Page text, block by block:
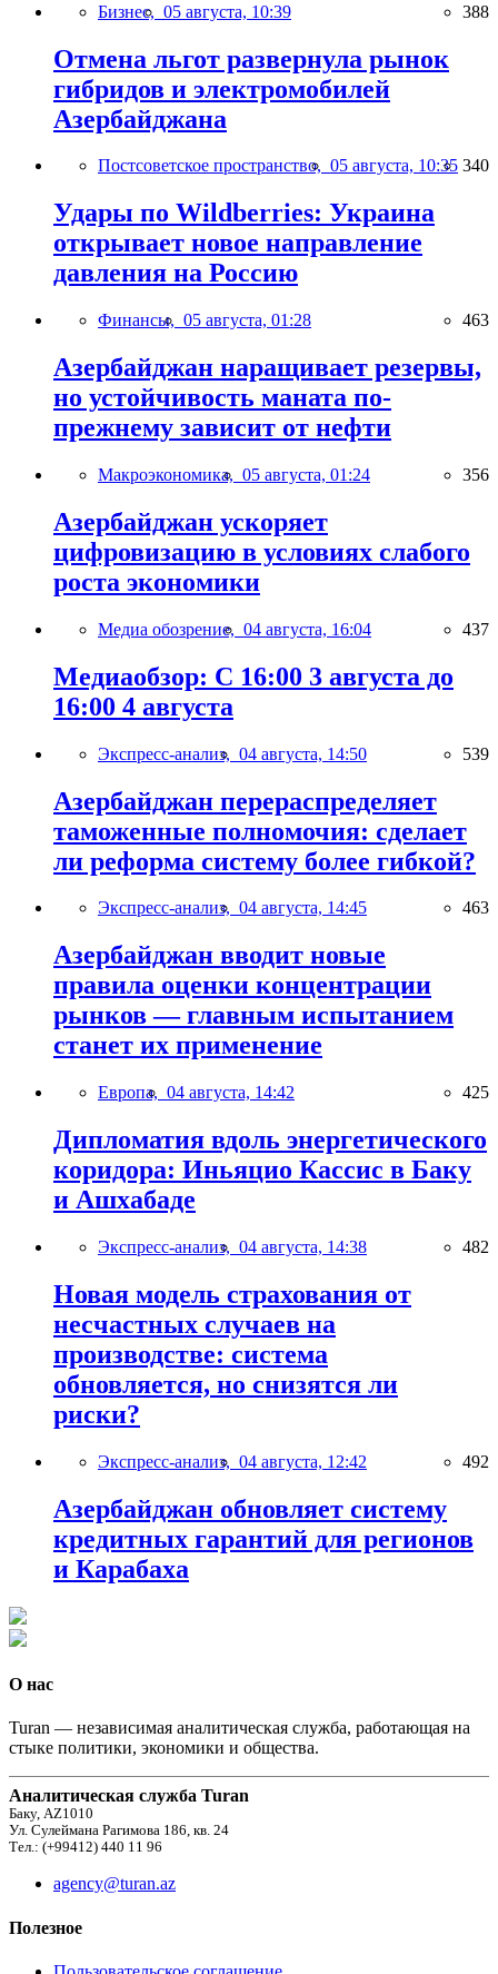
Бизнес, 05 августа, 10:39 388
Отмена льгот развернула рынок
гибридов и электромобилей
Азербайджана
Постсоветское пространство, 05 августа, 10:35 340
Удары по Wildberries: Украина
открывает новое направление
давления на Россию
Финансы, 05 августа, 01:28 463
Азербайджан наращивает резервы,
но устойчивость маната по-
прежнему зависит от нефти
Макроэкономика, 05 августа, 01:24 356
Азербайджан ускоряет
цифровизацию в условиях слабого
роста экономики
Медиа обозрение, 04 августа, 16:04 437
Медиаобзор: С 16:00 3 августа до
16:00 4 августа
Экспресс-анализ, 04 августа, 14:50 539
Азербайджан перераспределяет
таможенные полномочия: сделает
ли реформа систему более гибкой?
Экспресс-анализ, 04 августа, 14:45 463
Азербайджан вводит новые
правила оценки концентрации
рынков — главным испытанием
станет их применение
Европа, 04 августа, 14:42 425
Дипломатия вдоль энергетического
коридора: Иньяцио Кассис в Баку
и Ашхабаде
Экспресс-анализ, 04 августа, 14:38 482
Новая модель страхования от
несчастных случаев на
производстве: система
обновляется, но снизятся ли
риски?
Экспресс-анализ, 04 августа, 12:42 492
Азербайджан обновляет систему
кредитных гарантий для регионов
и Карабаха
О нас
Turan — независимая аналитическая служба, работающая на
стыке политики, экономики и общества.
Аналитическая служба Turan
Баку, AZ1010
Ул. Сулеймана Рагимова 186, кв. 24
Тел.: (+99412) 440 11 96
agency@turan.az
Полезное